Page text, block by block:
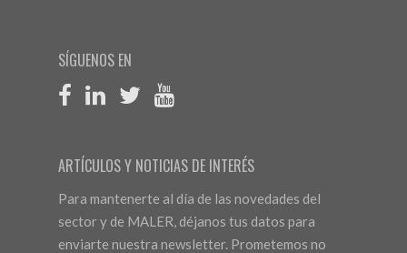
SÍGUENOS EN
ARTÍCULOS Y NOTICIAS DE INTERÉS
Para mantenerte al día de las novedades del
sector y de MALER, déjanos tus datos para
enviarte nuestra newsletter. Prometemos no